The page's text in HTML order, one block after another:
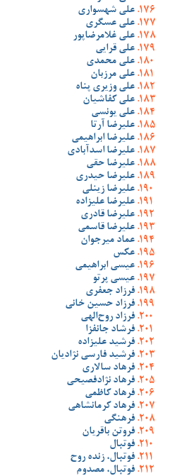
علی شهسواری
علی عسگری
علی غلامرضاپور
علی قرایی
علی محمدی
علی مرزبان
علی وزیری پناه
علی کفاشیان
علی یونسی
علیرضا آرتا
علیرضا ابراهیمی
علیرضا اسدآبادی
علیرضا حقی
علیرضا حیدری
علیرضا زینلی
علیرضا علیزاده
علیرضا قادری
علیرضا قاسمی
عماد میرجوان
عکس
عیسی ابراهیمی
عیسی پرتو
فرزاد جعفری
فرزاد حسین خانی
فرزاد روح‌الهی
فرشاد جانفزا
فرشید علیزاده
فرشید فارسی نژادیان
فرهاد سالاری
فرهاد نژادفصیحی
فرهاد کاظمی
فرهاد کرمانشاهی
فرهنگی
فروتن باقریان
فوتبال
فوتبال، زنده روح
فوتبال، مصدوم